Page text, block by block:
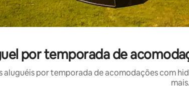
por temporada de
aluguéis por temporada de acomodações com
mais.